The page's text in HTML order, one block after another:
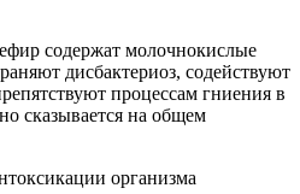
содержат молочнокислые
дисбактериоз, содействуют
процессам гниения в
сказывается на общем
организма